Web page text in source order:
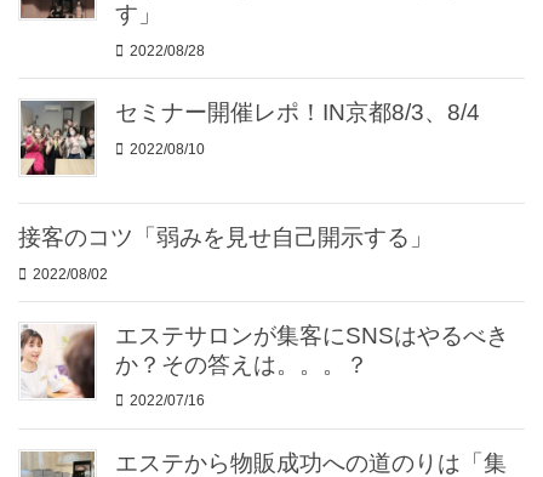
す」
2022/08/28
セミナー開催レポ！IN京都8/3、8/4
2022/08/10
接客のコツ「弱みを見せ自己開示する」
2022/08/02
エステサロンが集客にSNSはやるべき
か？その答えは。。。？
2022/07/16
エステから物販成功への道のりは「集